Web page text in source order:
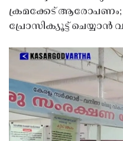
ക്രമക്കേട് ആരോപണം;
പ്രോസിക്യൂട്ട്